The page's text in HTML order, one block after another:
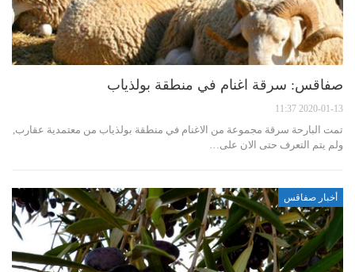
صفاقس: سرقة اغنام في منطقة بولذياب
2020-01-13 11:37
تمت البارحة سرقة مجموعة من الاغنام في منطقة بولذياب من معتمدية عقارب,
ولم يتم التعرف حتى الان على…
أخبار صفاقس